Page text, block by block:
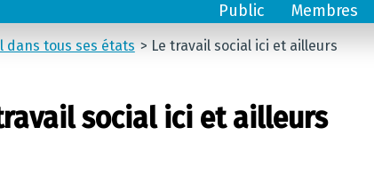
Public Membres
dans tous ses états Le travail social ici et ailleurs
social ici et ailleurs